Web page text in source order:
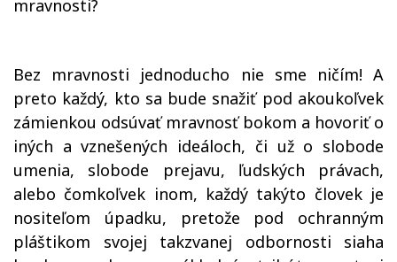
mravnosti?
Bez mravnosti jednoducho nie sme ničím! A
preto každý, kto sa bude snažiť pod akoukoľvek
zámienkou odsúvať mravnosť bokom a hovoriť o
iných a vznešených ideáloch, či už o slobode
umenia, slobode prejavu, ľudských právach,
alebo čomkoľvek inom, každý takýto človek je
nositeľom úpadku, pretože pod ochranným
pláštikom svojej takzvanej odbornosti siaha